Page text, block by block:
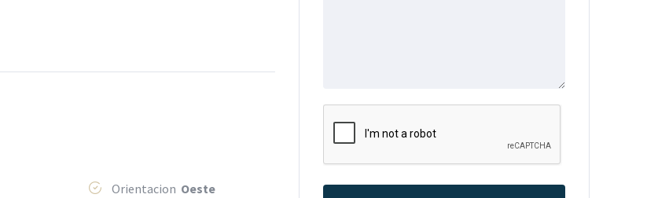
Orientacion Oeste